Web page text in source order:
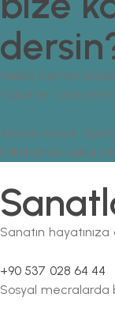
Haber portamıza
haberleri ve
Abone olarak
Politikamızı kabul
Sanatın
+90 537 028 64 44
Sosyal mecralarda